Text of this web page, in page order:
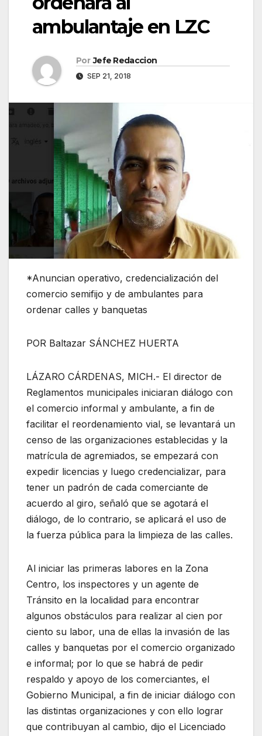
ambulantaje en LZC
Por Jefe Redaccion
SEP 21, 2018
*Anuncian operativo, credencialización del
comercio semifijo y de ambulantes para
ordenar calles y banquetas
POR Baltazar SÁNCHEZ HUERTA
LÁZARO CÁRDENAS, MICH.- El director de
Reglamentos municipales iniciaran diálogo con
el comercio informal y ambulante, a fin de
facilitar el reordenamiento vial, se levantará un
censo de las organizaciones establecidas y la
matrícula de agremiados, se empezará con
expedir licencias y luego credencializar, para
tener un padrón de cada comerciante de
acuerdo al giro, señaló que se agotará el
diálogo, de lo contrario, se aplicará el uso de
la fuerza pública para la limpieza de las calles.
Al iniciar las primeras labores en la Zona
Centro, los inspectores y un agente de
Tránsito en la localidad para encontrar
algunos obstáculos para realizar al cien por
ciento su labor, una de ellas la invasión de las
calles y banquetas por el comercio organizado
e informal; por lo que se habrá de pedir
respaldo y apoyo de los comerciantes, el
Gobierno Municipal, a fin de iniciar diálogo con
las distintas organizaciones y con ello lograr
que contribuyan al cambio, dijo el Licenciado